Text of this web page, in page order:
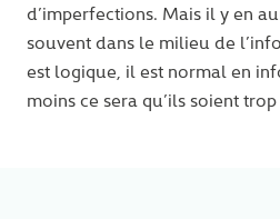
d’imperfections. Mais il y en
souvent dans le milieu de
est logique, il est normal en
moins ce sera qu’ils soient